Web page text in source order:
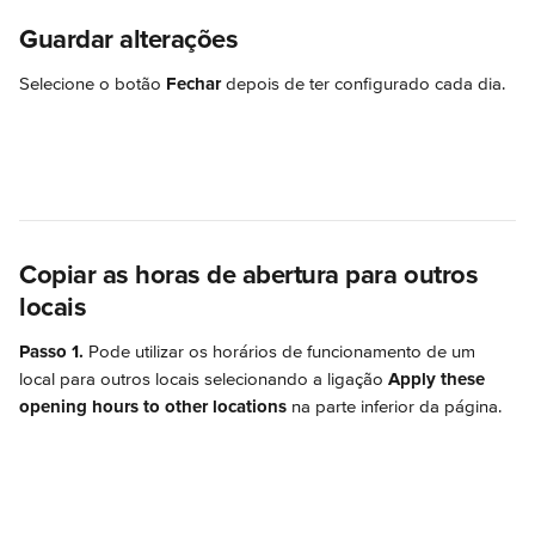
Guardar alterações
Selecione o botão Fechar depois de ter configurado cada dia.
Copiar as horas de abertura para outros
locais
Passo 1. Pode utilizar os horários de funcionamento de um
local para outros locais selecionando a ligação Apply these
opening hours to other locations na parte inferior da página.